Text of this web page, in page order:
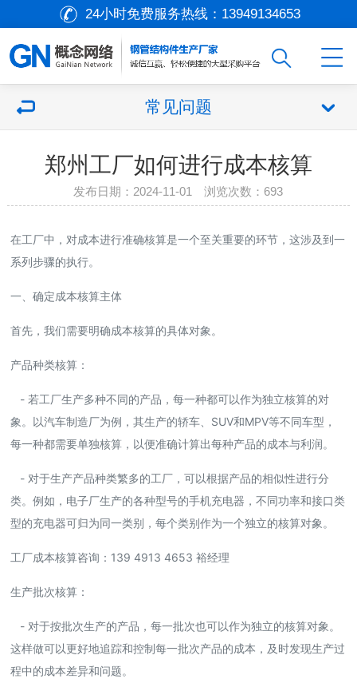
24小时免费服务热线： 13949134653
常见问题
郑州工厂如何进行成本核算
发布日期：2024-11-01 浏览次数： 693
在工厂中，对成本进行准确核算是一个至关重要的环节，这涉及到一
系列步骤的执行。
一、确定成本核算主体
首先，我们需要明确成本核算的具体对象。
产品种类核算：
- 若工厂生产多种不同的产品，每一种都可以作为独立核算的对
象。以汽车制造厂为例，其生产的轿车、SUV和MPV等不同车型，
每一种都需要单独核算，以便准确计算出每种产品的成本与利润。
- 对于生产产品种类繁多的工厂，可以根据产品的相似性进行分
类。例如，电子厂生产的各种型号的手机充电器，不同功率和接口类
型的充电器可归为同一类别，每个类别作为一个独立的核算对象。
工厂成本核算咨询：139 4913 4653 裕经理
生产批次核算：
- 对于按批次生产的产品，每一批次也可以作为独立的核算对象。
这样做可以更好地追踪和控制每一批次产品的成本，及时发现生产过
程中的成本差异和问题。